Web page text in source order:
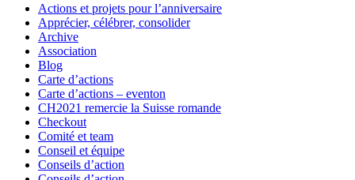
Actions et projets pour l’anniversaire
Apprécier, célébrer, consolider
Archive
Association
Blog
Carte d’actions
Carte d’actions – eventon
CH2021 remercie la Suisse romande
Checkout
Comité et team
Conseil et équipe
Conseils d’action